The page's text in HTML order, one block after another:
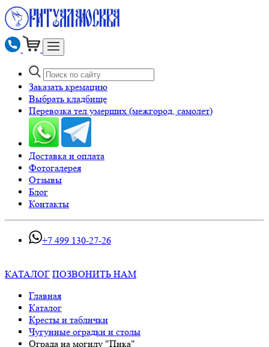
Заказать кремацию
Выбрать кладбище
Перевозка тел умерших (межгород, самолет)
Доставка и оплата
Фотогалерея
Отзывы
Блог
Контакты
+7 499 130-27-26
КАТАЛОГ ПОЗВОНИТЬ НАМ
Главная
Каталог
Кресты и таблички
Чугунные оградки и столы
Ограда на могилу "Пика"